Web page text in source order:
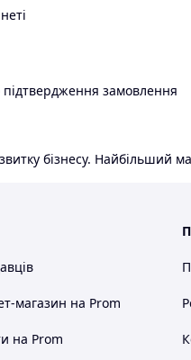
замовлення
бізнесу. Найбільший
магазин на Prom
на Prom